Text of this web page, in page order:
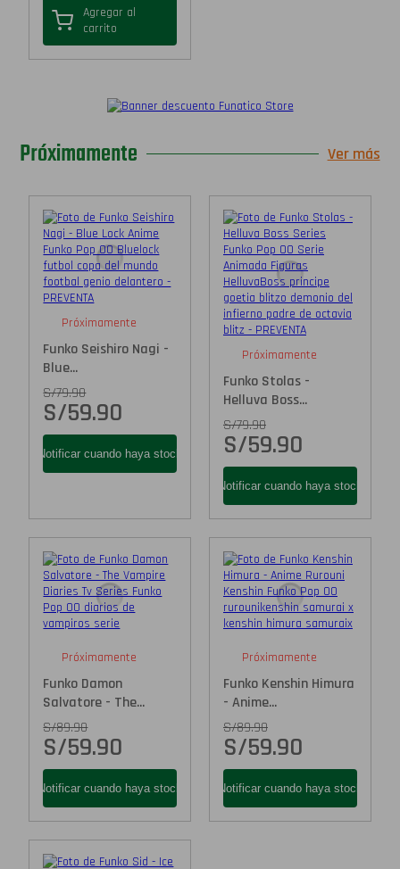
Agregar al
carrito
Próximamente Ver más
Próximamente
Funko Seishiro Nagi -
Blue...
S/79.90
S/59.90
Próximamente
Funko Stolas -
Helluva Boss...
S/79.90
S/59.90
Próximamente
Funko Damon
Salvatore - The...
S/89.90
S/59.90
Próximamente
Funko Kenshin Himura
- Anime...
S/89.90
S/59.90